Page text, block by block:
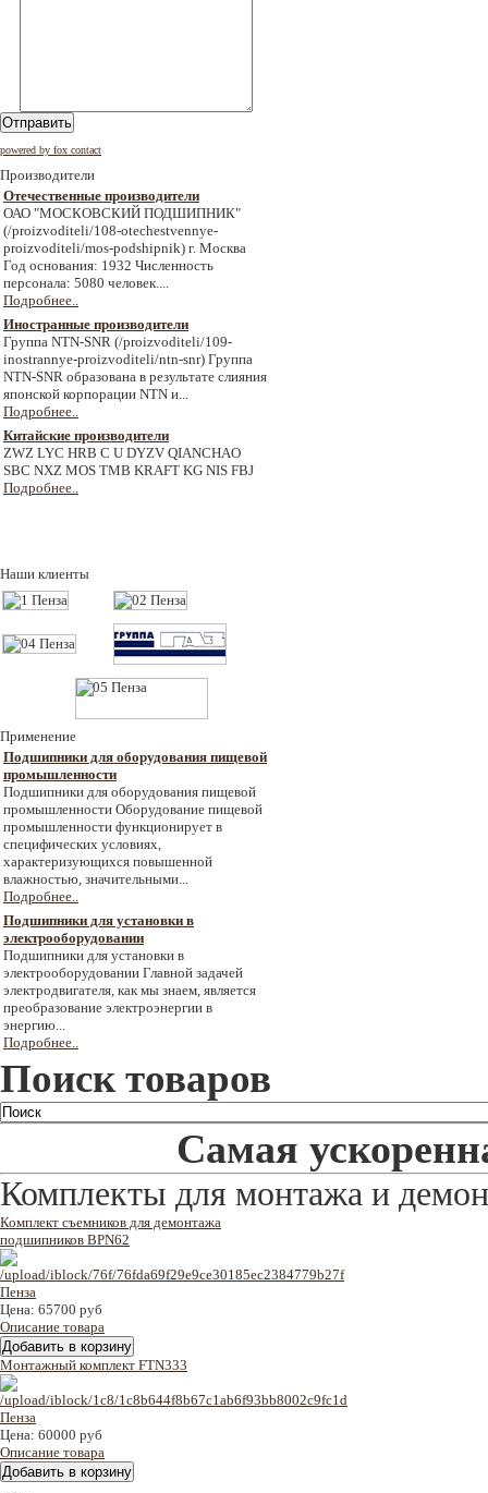
Отправить
powered by fox contact
Производители
Отечественные производители
ОАО "МОСКОВСКИЙ ПОДШИПНИК"
(/proizvoditeli/108-otechestvennye-
proizvoditeli/mos-podshipnik) г. Москва
Год основания: 1932 Численность
персонала: 5080 человек....
Подробнее..
Иностранные производители
Группа NTN-SNR (/proizvoditeli/109-
inostrannye-proizvoditeli/ntn-snr) Группа
NTN-SNR образована в результате слияния
японской корпорации NTN и...
Подробнее..
Китайские производители
ZWZ LYC HRB C U DYZV QIANCHAO
SBC NXZ MOS TMB KRAFT KG NIS FBJ
Подробнее..
Наши клиенты
Применение
Подшипники для оборудования пищевой
промышленности
Подшипники для оборудования пищевой
промышленности Оборудование пищевой
промышленности функционирует в
специфических условиях,
характеризующихся повышенной
влажностью, значительными...
Подробнее..
Подшипники для установки в
электрооборудовании
Подшипники для установки в
электрооборудовании Главной задачей
электродвигателя, как мы знаем, является
преобразование электроэнергии в
энергию...
Подробнее..
Поиск товаров
Самая
Комплекты для монтажа и
Комплект съемников для демонтажа
подшипников BPN62
Цена: 65700 руб
Описание товара
Монтажный комплект FTN333
Цена: 60000 руб
Описание товара